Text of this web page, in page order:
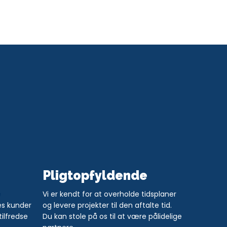
kunder
Pligtopfyldende
​​Vi er kendt for at overholde tidsplaner
og levere projekter til den aftalte tid.
Du kan stole på os til at være pålidelige